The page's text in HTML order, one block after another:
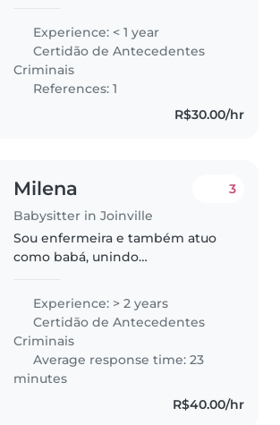
além de já trabalhar como babá
ocasional a um ano, cuidando
de..
Experience: < 1 year
Certidão de Antecedentes
Criminais
References: 1
R$30.00/hr
Milena
Babysitter in Joinville
3
Sou enfermeira e também atuo
como babá, unindo
com carinho e responsabilidade
no cuidado infantil. Além de
acompanhar a rotina da criança
Experience: > 2 years
Certidão de Antecedentes
Criminais
Average response time: 23
minutes
R$40.00/hr